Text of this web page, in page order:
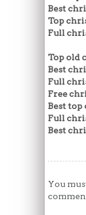
Best
Top
Full
Top old
Best
Full
Free
Best
Full
Best
You